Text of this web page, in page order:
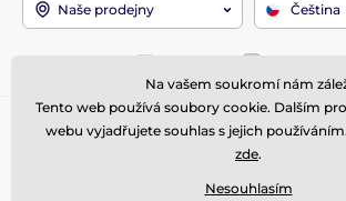
Naše prodejny Čeština
Pro zákazníky Top
Zbraně
Optika
Na vašem soukromí nám
Tento web používá soubory cookie. Dalším
webu vyjadřujete souhlas s jejich
zde.
Nesouhlasím